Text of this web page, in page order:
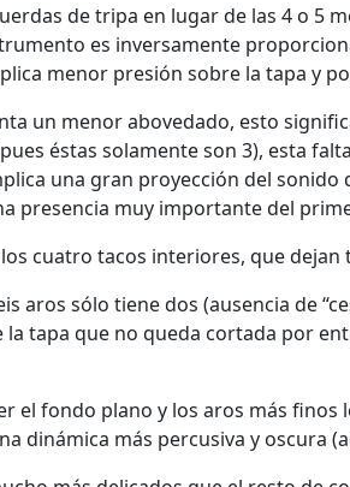
de tripa en lugar de las 4 o 5
es inversamente
menor presión sobre la tapa y
un menor abovedado, esto
éstas solamente son 3), esta
una gran proyección del sonido
presencia muy importante del
cuatro tacos interiores, que
aros sólo tiene dos (ausencia de
la tapa que no queda cortada por
el fondo plano y los aros más
dinámica más percusiva y oscura